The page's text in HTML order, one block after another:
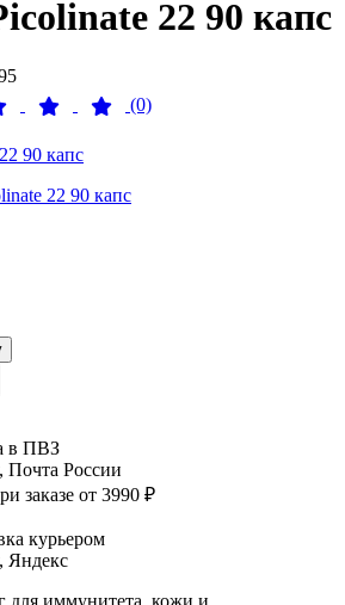
22 90 капс
(0)
в ПВЗ
России
от 3990 ₽
курьером
Яндекс
для иммунитета, кожи и